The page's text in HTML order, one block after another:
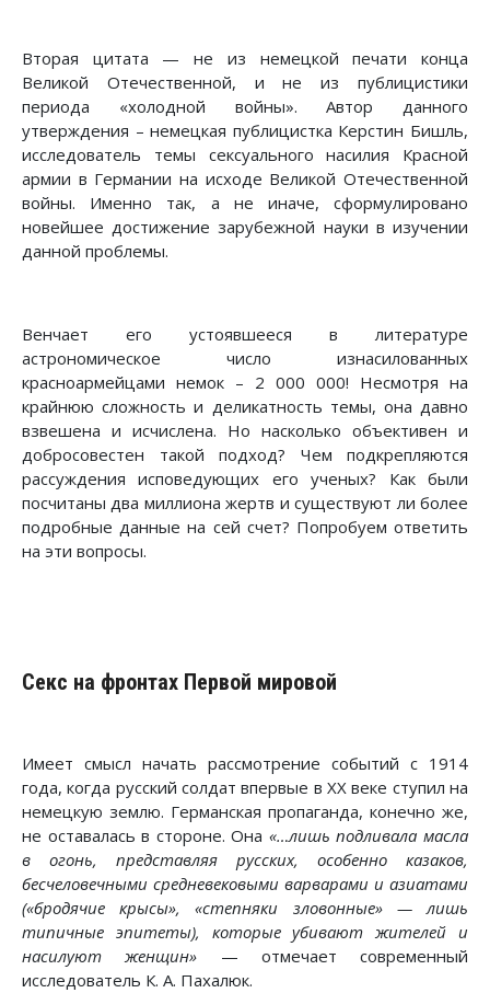
Вторая цитата — не из немецкой печати конца
Великой Отечественной, и не из публицистики
периода «холодной войны». Автор данного
утверждения – немецкая публицистка Керстин Бишль,
исследователь темы сексуального насилия Красной
армии в Германии на исходе Великой Отечественной
войны. Именно так, а не иначе, сформулировано
новейшее достижение зарубежной науки в изучении
данной проблемы.
Венчает его устоявшееся в литературе
астрономическое число изнасилованных
красноармейцами немок – 2 000 000! Несмотря на
крайнюю сложность и деликатность темы, она давно
взвешена и исчислена. Но насколько объективен и
добросовестен такой подход? Чем подкрепляются
рассуждения исповедующих его ученых? Как были
посчитаны два миллиона жертв и существуют ли более
подробные данные на сей счет? Попробуем ответить
на эти вопросы.
Секс на фронтах Первой мировой
Имеет смысл начать рассмотрение событий с 1914
года, когда русский солдат впервые в ХХ веке ступил на
немецкую землю. Германская пропаганда, конечно же,
не оставалась в стороне. Она «…лишь подливала масла
в огонь, представляя русских, особенно казаков,
бесчеловечными средневековыми варварами и азиатами
(«бродячие крысы», «степняки зловонные» — лишь
типичные эпитеты), которые убивают жителей и
насилуют женщин» — отмечает современный
исследователь К. А. Пахалюк.